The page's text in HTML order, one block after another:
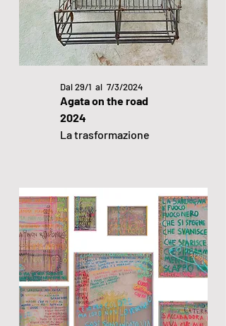
Dal 29/1 al ​ 7/3/2024
Agata on the road
2024
La trasformazione